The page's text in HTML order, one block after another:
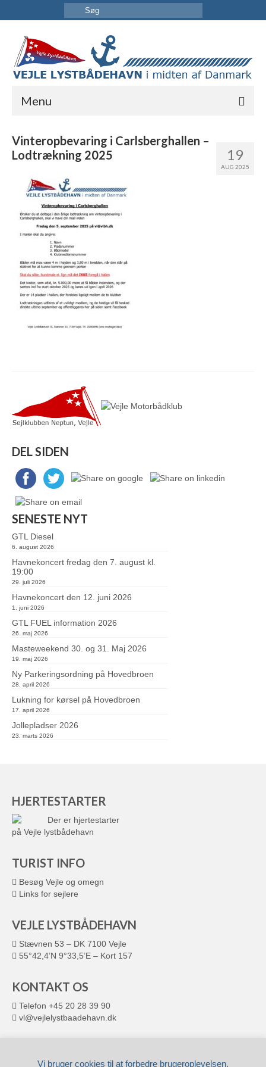
Menu
HAVNEN
INFORMATION
KONTAKT OS
19
AUG 2025
Vinteropbevaring i Carlsberghallen –
Lodtrækning 2025
DEL SIDEN
SENESTE NYT
GTL Diesel
6. august 2026
Havnekoncert fredag den 7. august kl.
19:00
29. juli 2026
Havnekoncert den 12. juni 2026
1. juni 2026
GTL FUEL information 2026
26. maj 2026
Masteweekend 30. og 31. Maj 2026
19. maj 2026
Ny Parkeringsordning på Hovedbroen
28. april 2026
Lukning for kørsel på Hovedbroen
17. april 2026
Jollepladser 2026
23. marts 2026
HJERTESTARTER
Der er hjertestarter
på Vejle lystbådehavn
TURIST INFO
Besøg Vejle og omegn
Links for sejlere
VEJLE LYSTBÅDEHAVN
Stævnen 53 – DK 7100 Vejle
55°42,4’N 9°33,5’E – Kort 157
KONTAKT OS
Telefon +45 20 28 39 90
vl@vejlelystbaadehavn.dk
Leveret afFronto.dk
Vi bruger cookies til at forbedre brugeroplevelsen.